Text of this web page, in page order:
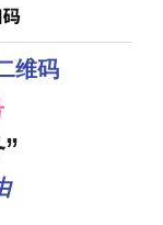
维码